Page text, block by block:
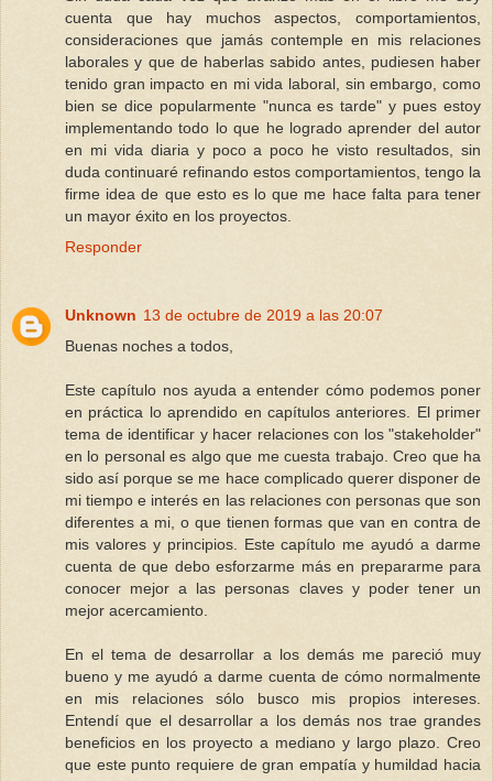
cuenta que hay muchos aspectos, comportamientos,
consideraciones que jamás contemple en mis relaciones
laborales y que de haberlas sabido antes, pudiesen haber
tenido gran impacto en mi vida laboral, sin embargo, como
bien se dice popularmente "nunca es tarde" y pues estoy
implementando todo lo que he logrado aprender del autor
en mi vida diaria y poco a poco he visto resultados, sin
duda continuaré refinando estos comportamientos, tengo la
firme idea de que esto es lo que me hace falta para tener
un mayor éxito en los proyectos.
Responder
Unknown 13 de octubre de 2019 a las 20:07
Buenas noches a todos,
Este capítulo nos ayuda a entender cómo podemos poner
en práctica lo aprendido en capítulos anteriores. El primer
tema de identificar y hacer relaciones con los "stakeholder"
en lo personal es algo que me cuesta trabajo. Creo que ha
sido así porque se me hace complicado querer disponer de
mi tiempo e interés en las relaciones con personas que son
diferentes a mi, o que tienen formas que van en contra de
mis valores y principios. Este capítulo me ayudó a darme
cuenta de que debo esforzarme más en prepararme para
conocer mejor a las personas claves y poder tener un
mejor acercamiento.
En el tema de desarrollar a los demás me pareció muy
bueno y me ayudó a darme cuenta de cómo normalmente
en mis relaciones sólo busco mis propios intereses.
Entendí que el desarrollar a los demás nos trae grandes
beneficios en los proyecto a mediano y largo plazo. Creo
que este punto requiere de gran empatía y humildad hacia